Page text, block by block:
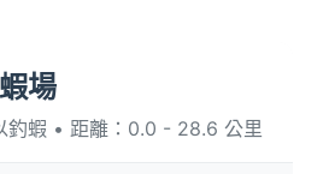
場
釣蝦 • 距離：0.0 - 28.6 公里